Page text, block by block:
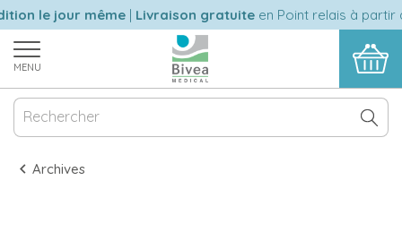
le jour même|Livraison gratuiteen Point relais à partir
MENU
Archives